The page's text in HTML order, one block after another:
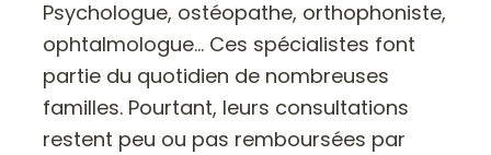
Psychologue, ostéopathe, orthophoniste,
ophtalmologue… Ces spécialistes font
partie du quotidien de nombreuses
familles. Pourtant, leurs consultations
restent peu ou pas remboursées par